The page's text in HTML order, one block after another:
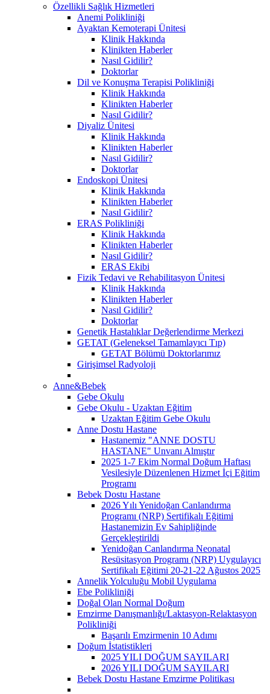
Özellikli Sağlık Hizmetleri
Anemi Polikliniği
Ayaktan Kemoterapi Ünitesi
Klinik Hakkında
Klinikten Haberler
Nasıl Gidilir?
Doktorlar
Dil ve Konuşma Terapisi Polikliniği
Klinik Hakkında
Klinikten Haberler
Nasıl Gidilir?
Diyaliz Ünitesi
Klinik Hakkında
Klinikten Haberler
Nasıl Gidilir?
Doktorlar
Endoskopi Ünitesi
Klinik Hakkında
Klinikten Haberler
Nasıl Gidilir?
ERAS Polikliniği
Klinik Hakkında
Klinikten Haberler
Nasıl Gidilir?
ERAS Ekibi
Fizik Tedavi ve Rehabilitasyon Ünitesi
Klinik Hakkında
Klinikten Haberler
Nasıl Gidilir?
Doktorlar
Genetik Hastalıklar Değerlendirme Merkezi
GETAT (Geleneksel Tamamlayıcı Tıp)
GETAT Bölümü Doktorlarımız
Girişimsel Radyoloji
Anne&Bebek
Gebe Okulu
Gebe Okulu - Uzaktan Eğitim
Uzaktan Eğitim Gebe Okulu
Anne Dostu Hastane
Hastanemiz "ANNE DOSTU
HASTANE" Unvanı Almıştır
2025 1-7 Ekim Normal Doğum Haftası
Vesilesiyle Düzenlenen Hizmet İçi Eğitim
Programı
Bebek Dostu Hastane
2026 Yılı Yenidoğan Canlandırma
Programı (NRP) Sertifikalı Eğitimi
Hastanemizin Ev Sahipliğinde
Gerçekleştirildi
Yenidoğan Canlandırma Neonatal
Resüsitasyon Programı (NRP) Uygulayıcı
Sertifikalı Eğitimi 20-21-22 Ağustos 2025
Annelik Yolculuğu Mobil Uygulama
Ebe Polikliniği
Doğal Olan Normal Doğum
Emzirme Danışmanlığı/Laktasyon-Relaktasyon
Polikliniği
Başarılı Emzirmenin 10 Adımı
Doğum İstatistikleri
2025 YILI DOĞUM SAYILARI
2026 YILI DOĞUM SAYILARI
Bebek Dostu Hastane Emzirme Politikası